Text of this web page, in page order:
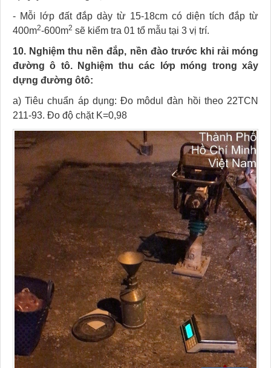
- Mỗi lớp đất đắp dày từ 15-18cm có diện tích đắp từ
400m2-600m2 sẽ kiểm tra 01 tổ mẫu tại 3 vị trí.
10. Nghiệm thu nền đắp, nền đào trước khi rải móng
đường ô tô. Nghiệm thu các lớp móng trong xây
dựng đường ôtô:
a) Tiêu chuẩn áp dụng: Đo môdul đàn hồi theo 22TCN
211-93. Đo độ chặt K=0,98